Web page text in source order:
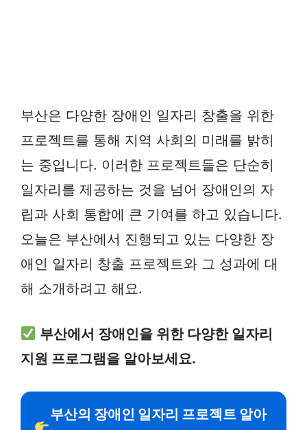
부산은 다양한 장애인 일자리 창출을 위한
프로젝트를 통해 지역 사회의 미래를 밝히
는 중입니다. 이러한 프로젝트들은 단순히
일자리를 제공하는 것을 넘어 장애인의 자
립과 사회 통합에 큰 기여를 하고 있습니다.
오늘은 부산에서 진행되고 있는 다양한 장
애인 일자리 창출 프로젝트와 그 성과에 대
해 소개하려고 해요.
부산에서 장애인을 위한 다양한 일자리
지원 프로그램을 알아보세요.
부산의 장애인 일자리 프로젝트 알아